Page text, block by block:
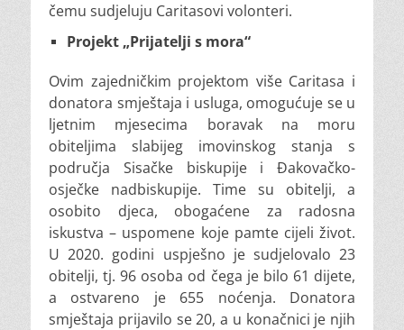
čemu sudjeluju Caritasovi volonteri.
Projekt „Prijatelji s mora“
Ovim zajedničkim projektom više Caritasa i
donatora smještaja i usluga, omogućuje se u
ljetnim mjesecima boravak na moru
obiteljima slabijeg imovinskog stanja s
područja Sisačke biskupije i Đakovačko-
osječke nadbiskupije. Time su obitelji, a
osobito djeca, obogaćene za radosna
iskustva – uspomene koje pamte cijeli život.
U 2020. godini uspješno je sudjelovalo 23
obitelji, tj. 96 osoba od čega je bilo 61 dijete,
a ostvareno je 655 noćenja. Donatora
smještaja prijavilo se 20, a u konačnici je njih